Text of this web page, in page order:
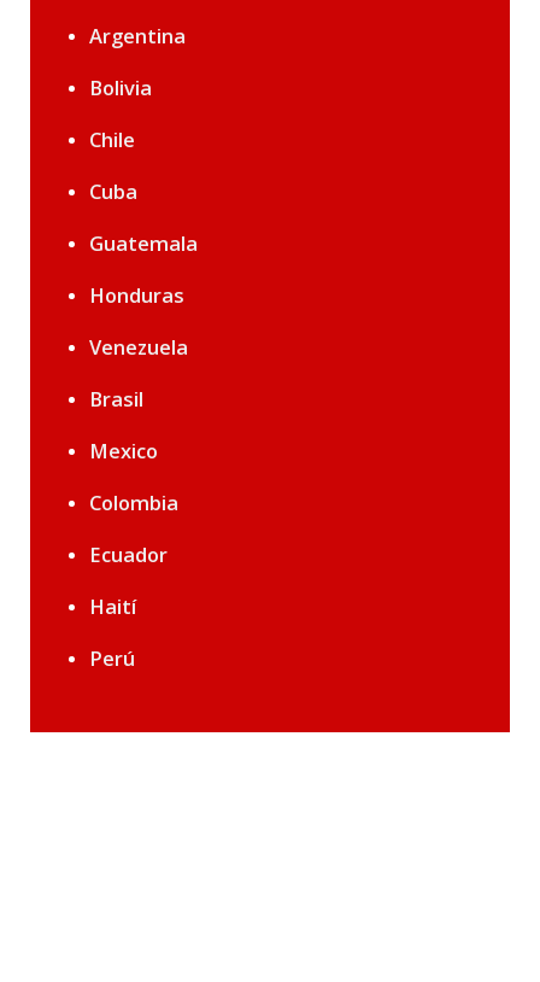
Argentina
Bolivia
Chile
Cuba
Guatemala
Honduras
Venezuela
Brasil
Mexico
Colombia
Ecuador
Haití
Perú